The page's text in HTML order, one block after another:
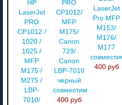
HP
LaserJet
PRO
CP1012 /
1020 /
1025 /
MFP
M175 /
M275 /
LBP-
7010/
PRO
CP1012/
MFP
M175/
Canon
729/
Canon
LBP-7010
черный
совместимый
400 руб
LaserJet
Pro MFP
M153/
M176/
M177
400 руб